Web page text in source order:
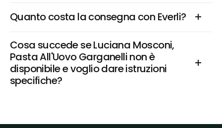
Quanto costa la consegna con Everli?
Cosa succede se Luciana Mosconi,
Pasta All'Uovo Garganelli non è
disponibile e voglio dare istruzioni
specifiche?